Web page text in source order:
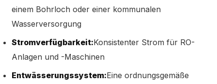
einem Bohrloch oder einer kommunalen
Wasserversorgung
Stromverfügbarkeit:Konsistenter Strom für RO-
Anlagen und -Maschinen
Entwässerungssystem:Eine ordnungsgemäße